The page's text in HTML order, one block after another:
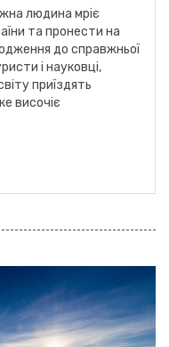
людина мріє
та пронести на
до справжньої
і науковці,
приїздять
височіє